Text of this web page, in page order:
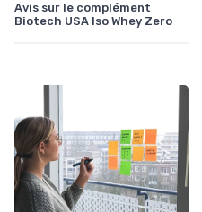
Avis sur le complément
Biotech USA Iso Whey Zero